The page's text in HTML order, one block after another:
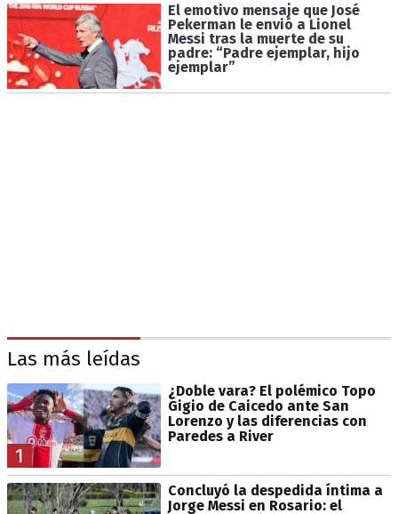
El emotivo mensaje que José
Pekerman le envió a Lionel
Messi tras la muerte de su
padre: “Padre ejemplar, hijo
ejemplar”
Las más leídas
1
¿Doble vara? El polémico Topo
Gigio de Caicedo ante San
Lorenzo y las diferencias con
Paredes a River
Concluyó la despedida íntima a
Jorge Messi en Rosario: el